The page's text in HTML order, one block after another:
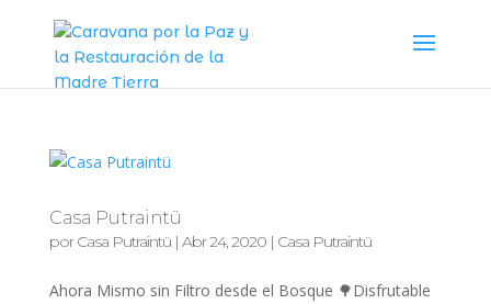
Casa Putraintü
porCasa Putraintü| Abr 24, 2020| Casa Putraintü
Ahora Mismo sin Filtro desde el Bosque 🌳Disfrutable